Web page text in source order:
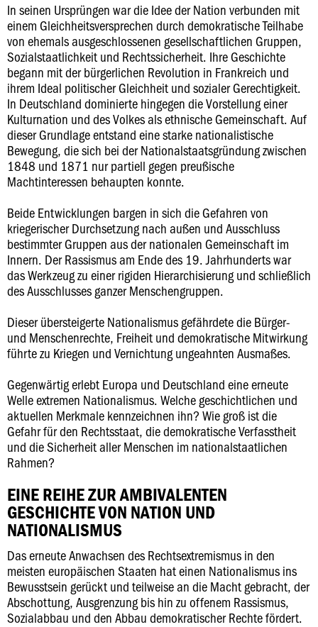
In seinen Ursprüngen war die Idee der Nation verbunden mit
einem Gleichheitsversprechen durch demokratische Teilhabe
von ehemals ausgeschlossenen gesellschaftlichen Gruppen,
Sozialstaatlichkeit und Rechtssicherheit. Ihre Geschichte
begann mit der bürgerlichen Revolution in Frankreich und
ihrem Ideal politischer Gleichheit und sozialer Gerechtigkeit.
In Deutschland dominierte hingegen die Vorstellung einer
Kulturnation und des Volkes als ethnische Gemeinschaft. Auf
dieser Grundlage entstand eine starke nationalistische
Bewegung, die sich bei der Nationalstaatsgründung zwischen
1848 und 1871 nur partiell gegen preußische
Machtinteressen behaupten konnte.
Beide Entwicklungen bargen in sich die Gefahren von
kriegerischer Durchsetzung nach außen und Ausschluss
bestimmter Gruppen aus der nationalen Gemeinschaft im
Innern. Der Rassismus am Ende des 19. Jahrhunderts war
das Werkzeug zu einer rigiden Hierarchisierung und schließlich
des Ausschlusses ganzer Menschengruppen.
Dieser übersteigerte Nationalismus gefährdete die Bürger-
und Menschenrechte, Freiheit und demokratische Mitwirkung
führte zu Kriegen und Vernichtung ungeahnten Ausmaßes.
Gegenwärtig erlebt Europa und Deutschland eine erneute
Welle extremen Nationalismus. Welche geschichtlichen und
aktuellen Merkmale kennzeichnen ihn? Wie groß ist die
Gefahr für den Rechtsstaat, die demokratische Verfasstheit
und die Sicherheit aller Menschen im nationalstaatlichen
Rahmen?
EINE REIHE ZUR AMBIVALENTEN
GESCHICHTE VON NATION UND
NATIONALISMUS
Das erneute Anwachsen des Rechtsextremismus in den
meisten europäischen Staaten hat einen Nationalismus ins
Bewusstsein gerückt und teilweise an die Macht gebracht, der
Abschottung, Ausgrenzung bis hin zu offenem Rassismus,
Sozialabbau und den Abbau demokratischer Rechte fördert.